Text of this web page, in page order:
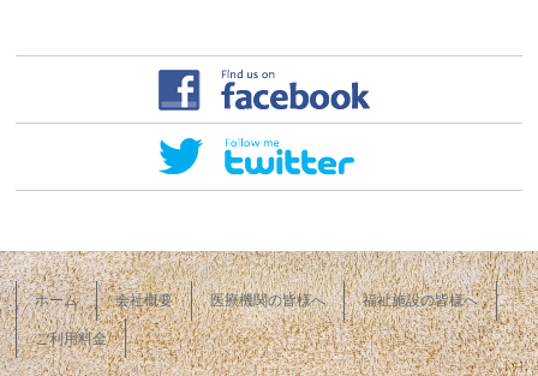
ホーム 会社概要 医療機関の皆様へ 福祉施設の皆様へ
ご利用料金